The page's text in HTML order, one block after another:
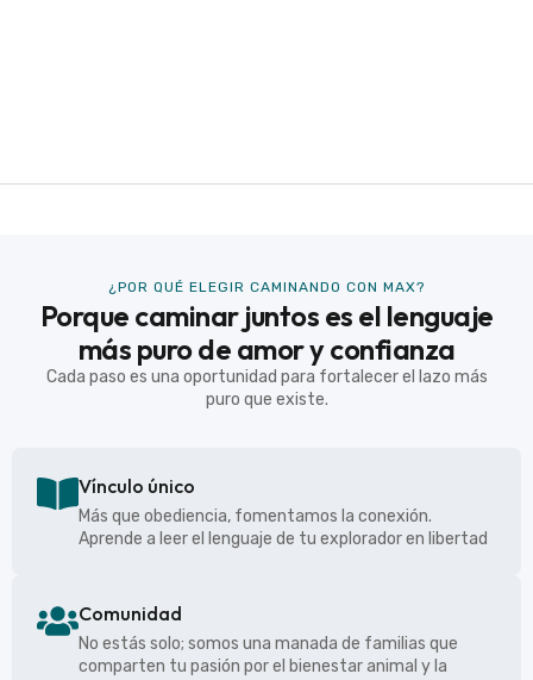
¿POR QUÉ ELEGIR CAMINANDO CON MAX?
Porque caminar juntos es el lenguaje
más puro de amor y confianza
Cada paso es una oportunidad para fortalecer el lazo más
puro que existe.
Vínculo único
Más que obediencia, fomentamos la conexión.
Aprende a leer el lenguaje de tu explorador en libertad
Comunidad
No estás solo; somos una manada de familias que
comparten tu pasión por el bienestar animal y la